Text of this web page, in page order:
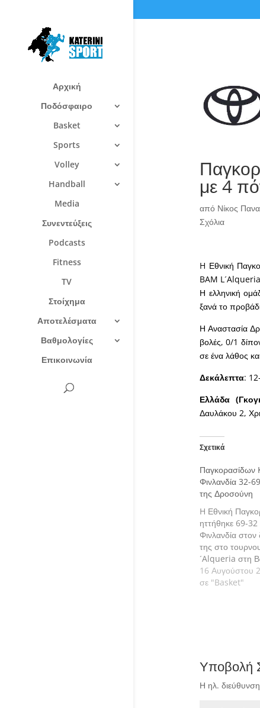
Αρχική
Ποδόσφαιρο
Basket
Sports
Volley
Handball
Media
Συνεντεύξεις
Podcasts
Fitness
TV
Στοίχημα
Αποτελέσματα
Βαθμολογίες
Επικοινωνία
με 4
από Νίκος
Σχόλια
H Εθνική
BAM
Η ελληνική
ξανά το
Η Αναστασία
βολές, 0/1
σε ένα λάθος
Δεκάλεπτα:
Ελλάδα
Δαυλάκου 2,
Σχετικά
Παγκορασίδων
Φινλανδία 32-
της Δροσούνη
H Εθνική
ηττήθηκε 69-
Φινλανδία
της στο
´Alqueria στη
16 Αυγούστου
σε "Basket"
Υποβολή
Η ηλ.